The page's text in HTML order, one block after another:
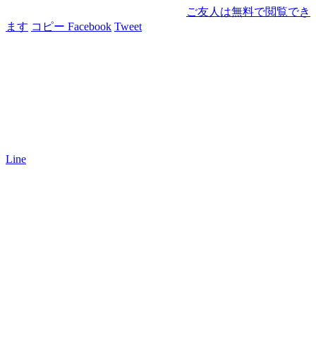
ご友人は無料で閲覧でき
ます コピー Facebook Tweet
Line